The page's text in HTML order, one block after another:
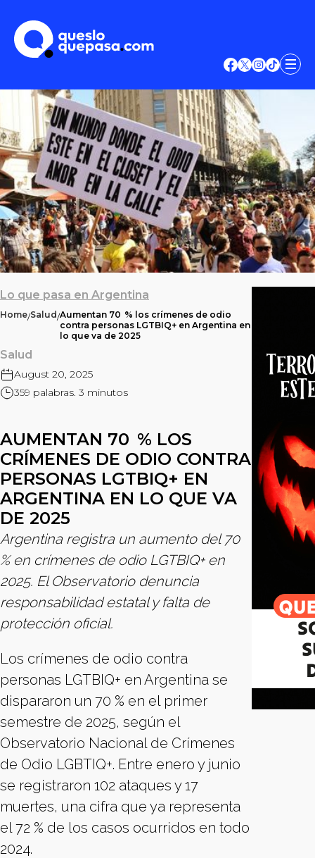
Lo que pasa en Argentina
Home/Salud/Aumentan 70 % los crímenes de odio
contra personas LGTBIQ+ en Argentina en
lo que va de 2025
Salud
August 20, 2025
359 palabras. 3 minutos
AUMENTAN 70 % LOS
CRÍMENES DE ODIO CONTRA
PERSONAS LGTBIQ+ EN
ARGENTINA EN LO QUE VA
DE 2025
Argentina registra un aumento del 70
% en crímenes de odio LGTBIQ+ en
2025. El Observatorio denuncia
responsabilidad estatal y falta de
protección oficial.
Los crímenes de odio contra
personas LGTBIQ+ en Argentina se
dispararon un 70 % en el primer
semestre de 2025, según el
Observatorio Nacional de Crímenes
de Odio LGBTIQ+. Entre enero y junio
se registraron 102 ataques y 17
muertes, una cifra que ya representa
el 72 % de los casos ocurridos en todo
2024.